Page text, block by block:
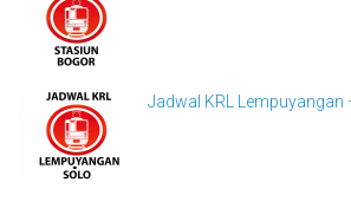
Jadwal KRL Lempuyangan